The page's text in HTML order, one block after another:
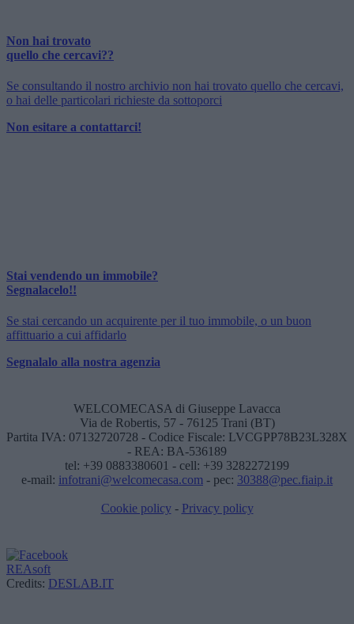
Non hai trovato
quello che cercavi??
Se consultando il nostro archivio non hai trovato quello che cercavi,
o hai delle particolari richieste da sottoporci
Non esitare a contattarci!
Stai vendendo un immobile?
Segnalacelo!!
Se stai cercando un acquirente per il tuo immobile, o un buon
affittuario a cui affidarlo
Segnalalo alla nostra agenzia
WELCOMECASA di Giuseppe Lavacca
Via de Robertis, 57 - 76125 Trani (BT)
Partita IVA: 07132720728 - Codice Fiscale: LVCGPP78B23L328X
- REA: BA-536189
tel: +39 0883380601 - cell: +39 3282272199
e-mail: infotrani@welcomecasa.com - pec: 30388@pec.fiaip.it
Cookie policy- Privacy policy
REAsoft
Credits: DESLAB.IT